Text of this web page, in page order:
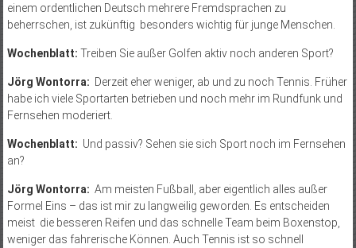
einem ordentlichen Deutsch mehrere Fremdsprachen zu
beherrschen, ist zukünftig besonders wichtig für junge Menschen.
Wochenblatt: Treiben Sie außer Golfen aktiv noch anderen Sport?
Jörg Wontorra: Derzeit eher weniger, ab und zu noch Tennis. Früher
habe ich viele Sportarten betrieben und noch mehr im Rundfunk und
Fernsehen moderiert.
Wochenblatt: Und passiv? Sehen sie sich Sport noch im Fernsehen
an?
Jörg Wontorra: Am meisten Fußball, aber eigentlich alles außer
Formel Eins – das ist mir zu langweilig geworden. Es entscheiden
meist die besseren Reifen und das schnelle Team beim Boxenstop,
weniger das fahrerische Können. Auch Tennis ist so schnell